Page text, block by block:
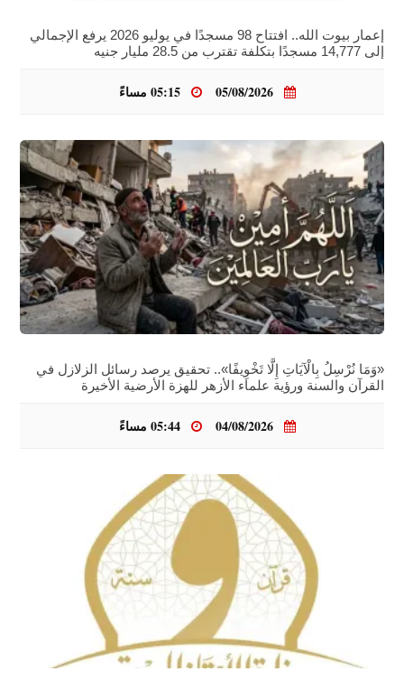
إعمار بيوت الله.. افتتاح 98 مسجدًا في يوليو 2026 يرفع الإجمالي
إلى 14,777 مسجدًا بتكلفة تقترب من 28.5 مليار جنيه
«وَمَا نُرْسِلُ بِالْآيَاتِ إِلَّا تَخْوِيفًا».. تحقيق يرصد رسائل الزلازل في
القرآن والسنة ورؤية علماء الأزهر للهزة الأرضية الأخيرة